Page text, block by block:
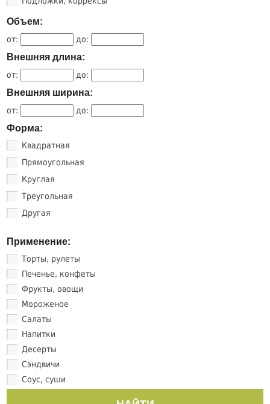
Объем:
от: до:
Внешняя длина:
от: до:
Внешняя ширина:
от: до:
Форма:
Квадратная
Прямоугольная
Круглая
Треугольная
Другая
Применение:
Торты, рулеты
Печенье, конфеты
Фрукты, овощи
Мороженое
Салаты
Напитки
Десерты
Сэндвичи
Соус, суши